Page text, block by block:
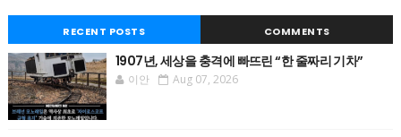
RECENT POSTS COMMENTS
1907년, 세상을 충격에 빠뜨린 “한 줄짜리 기차”
이안 Aug 07, 2026